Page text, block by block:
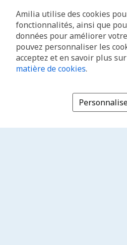
Amilia utilise des cookies
fonctionnalités, ainsi que
données pour améliorer
pouvez personnaliser les
acceptez et en savoir plus
matière de cookies.